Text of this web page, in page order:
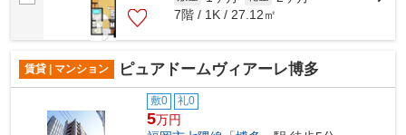
7階 / 1K / 27.12㎡
賃貸 | マンション ピュアドームヴィアーレ博多
敷0 礼0
5万円